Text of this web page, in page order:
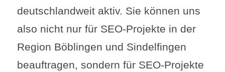
deutschlandweit aktiv. Sie können uns
also nicht nur für SEO-Projekte in der
Region Böblingen und Sindelfingen
beauftragen, sondern für SEO-Projekte